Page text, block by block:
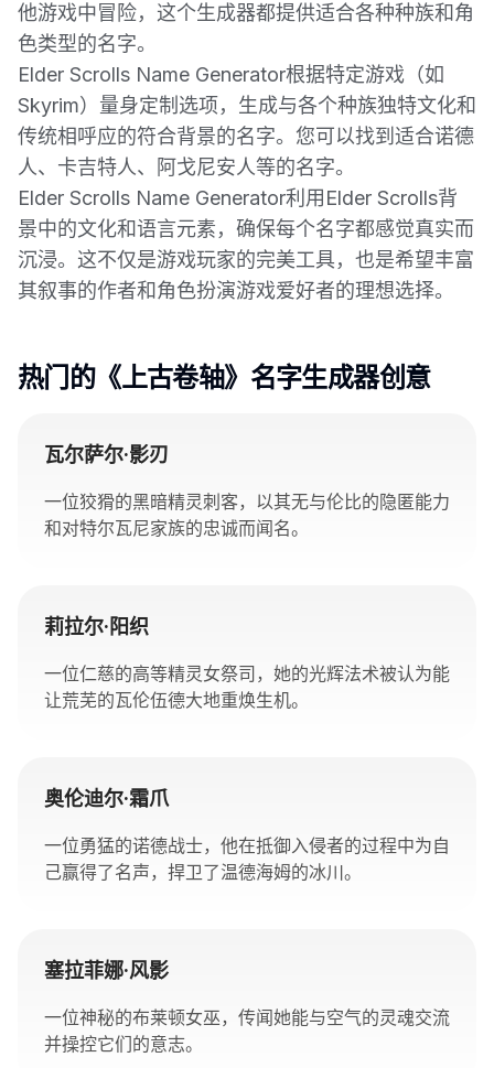
他游戏中冒险，这个生成器都提供适合各种种族和角
色类型的名字。
Elder Scrolls Name Generator根据特定游戏（如
Skyrim）量身定制选项，生成与各个种族独特文化和
传统相呼应的符合背景的名字。您可以找到适合诺德
人、卡吉特人、阿戈尼安人等的名字。
Elder Scrolls Name Generator利用Elder Scrolls背
景中的文化和语言元素，确保每个名字都感觉真实而
沉浸。这不仅是游戏玩家的完美工具，也是希望丰富
其叙事的作者和角色扮演游戏爱好者的理想选择。
热门的《上古卷轴》名字生成器创意
瓦尔萨尔·影刃
一位狡猾的黑暗精灵刺客，以其无与伦比的隐匿能力
和对特尔瓦尼家族的忠诚而闻名。
莉拉尔·阳织
一位仁慈的高等精灵女祭司，她的光辉法术被认为能
让荒芜的瓦伦伍德大地重焕生机。
奥伦迪尔·霜爪
一位勇猛的诺德战士，他在抵御入侵者的过程中为自
己赢得了名声，捍卫了温德海姆的冰川。
塞拉菲娜·风影
一位神秘的布莱顿女巫，传闻她能与空气的灵魂交流
并操控它们的意志。